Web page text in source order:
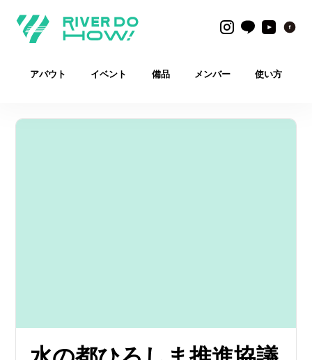
アバウト イベント 備品 メンバー 使い方